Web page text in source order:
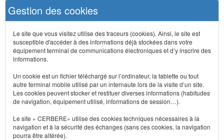
Gestion des cookies
Le site que vous visitez utilise des traceurs (cookies). Ainsi, le site est
susceptible d'accéder à des informations déjà stockées dans votre
équipement terminal de communications électroniques et d’y inscrire des
informations.
Un cookie est un fichier téléchargé sur l’ordinateur, la tablette ou tout
autre terminal mobile utilisé par un internaute lors de la visite d’un site.
Les cookies peuvent stocker et restituer diverses informations (habitudes
de navigation, équipement utilisé, informations de session…).
Le site « CERBERE» utilise des cookies techniques nécessaires à la
navigation et à la sécurité des échanges (sans ces cookies, la navigation
pourra être altérée).